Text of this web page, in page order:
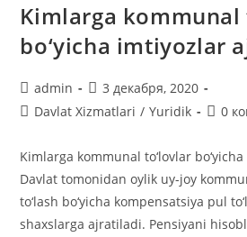
Kimlarga kommunal
bo‘yicha imtiyozlar
Автор
записи:
admin
Запись
опубликована:
3 декабря, 2020
Рубрика
Davlat Xizmatlari / Yuridik 0
Kimlarga kommunal to‘lovlar
Davlat tomonidan oylik uy-joy
to‘lash bo‘yicha kompensatsiya pul
shaxslarga ajratiladi. Pensiyani